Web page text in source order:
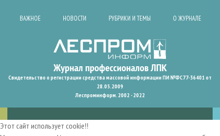
ВАЖНОЕ НОВОСТИ РУБРИКИ И ТЕМЫ О ЖУРНАЛЕ
Свидетельство о регистрации средства массовой информации ПИ №ФС77-36401 от
28.05.2009
Леспроминформ. 2002 - 2022
Этот сайт использует cookie!!